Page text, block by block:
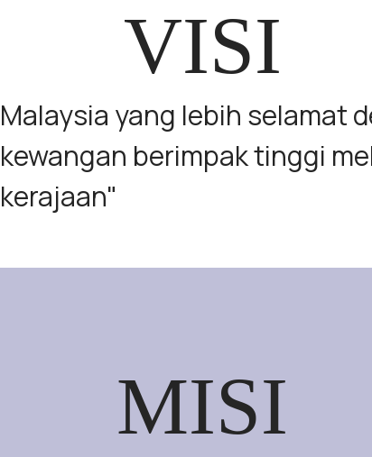
VISI
Malaysia yang lebih selamat
kewangan berimpak tinggi
kerajaan"
MISI